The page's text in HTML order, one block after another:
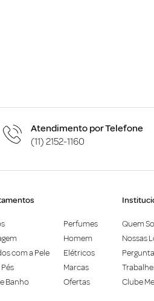
Atendimento por Telefone
(11) 2152-1160
com a Pele
Banho
Perfumes
Homem
Elétricos
Marcas
Ofertas
Quem
Nossas
Clube